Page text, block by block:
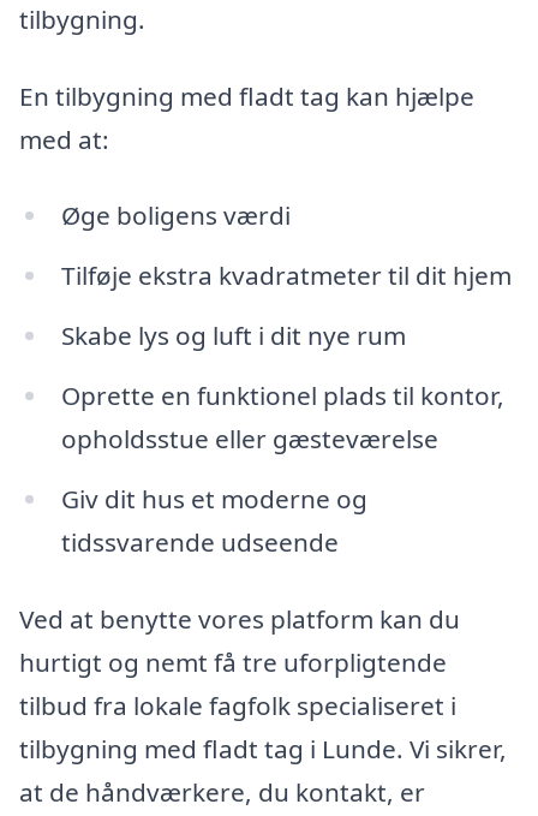
tilbygning.
En tilbygning med fladt tag kan hjælpe
med at:
Øge boligens værdi
Tilføje ekstra kvadratmeter til dit hjem
Skabe lys og luft i dit nye rum
Oprette en funktionel plads til kontor,
opholdsstue eller gæsteværelse
Giv dit hus et moderne og
tidssvarende udseende
Ved at benytte vores platform kan du
hurtigt og nemt få tre uforpligtende
tilbud fra lokale fagfolk specialiseret i
tilbygning med fladt tag i Lunde. Vi sikrer,
at de håndværkere, du kontakt, er